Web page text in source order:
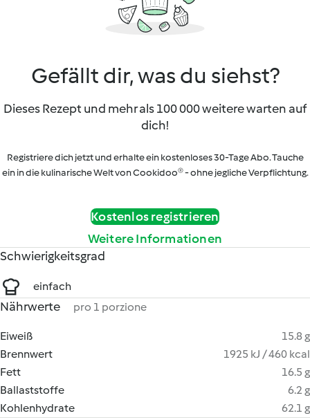
Gefällt dir, was du siehst?
Dieses Rezept und mehr als 100 000 weitere warten auf
dich!
Registriere dich jetzt und erhalte ein kostenloses 30-Tage Abo. Tauche
ein in die kulinarische Welt von Cookidoo® - ohne jegliche Verpflichtung.
Kostenlos registrieren
Weitere Informationen
Schwierigkeitsgrad
einfach
Nährwerte pro 1 porzione
Eiweiß
15.8 g
Brennwert
1925 kJ / 460 kcal
Fett
16.5 g
Ballaststoffe
6.2 g
Kohlenhydrate
62.1 g